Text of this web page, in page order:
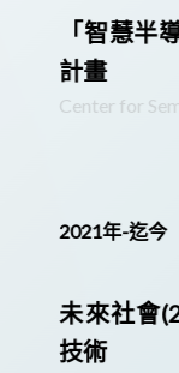
「智慧半
計畫
Center for
2021年-迄今
未來社會
技術